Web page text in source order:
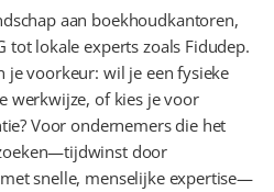
aan boekhoudkantoren,
tot lokale experts zoals Fidudep.
je voorkeur: wil je een fysieke
werkwijze, of kies je voor
Voor ondernemers die het
door
snelle, menselijke expertise—